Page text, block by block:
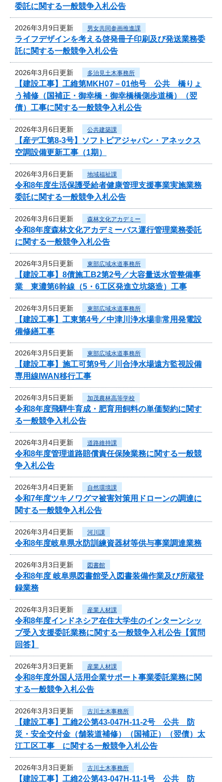
委託に関する一般競争入札公告
2026年3月9日更新 男女共同参画推進課
ライフデザインを考える啓発冊子印刷及び発送業務委
託に関する一般競争入札公告
2026年3月6日更新 多治見土木事務所
【建設工事】工維第MKH07－01他号 公共 橋りょ
う補修（国補正・御幸橋・御幸橋橋側歩道橋）（翌
債）工事に関する一般競争入札公告
2026年3月6日更新 公共建築課
【産デ工第8-3号】ソフトピアジャパン・アネックス
空調設備更新工事（1期）
2026年3月6日更新 地域福祉課
令和8年度生活保護受給者健康管理支援事業実施業務
委託に関する一般競争入札公告
2026年3月6日更新 森林文化アカデミー
令和8年度森林文化アカデミーバス運行管理業務委託
に関する一般競争入札公告
2026年3月5日更新 東部広域水道事務所
【建設工事】8債施工B2第2号／大容量送水管整備事
業 東濃第6幹線（5・6工区発進立坑築造）工事
2026年3月5日更新 東部広域水道事務所
【建設工事】工東第4号／中津川浄水場非常用発電設
備修繕工事
2026年3月5日更新 東部広域水道事務所
【建設工事】施工可第9号／川合浄水場遠方監視設備
専用線IWAN移行工事
2026年3月5日更新 加茂農林高等学校
令和8年度飛騨牛育成・肥育用飼料の単価契約に関す
る一般競争入札公告
2026年3月4日更新 道路維持課
令和8年度管理道路賠償責任保険業務に関する一般競
争入札公告
2026年3月4日更新 自然環境課
令和7年度ツキノワグマ被害対策用ドローンの調達に
関する一般競争入札公告
2026年3月4日更新 河川課
令和8年度岐阜県水防訓練資器材等供与事業調達業務
2026年3月3日更新 図書館
令和8年度 岐阜県図書館受入図書装備作業及び所蔵登
録業務
2026年3月3日更新 産業人材課
令和8年度インドネシア在住大学生のインターンシッ
プ受入支援委託業務に関する一般競争入札公告【質問
回答】
2026年3月3日更新 産業人材課
令和8年度外国人活用企業サポート事業委託業務に関
する一般競争入札公告
2026年3月3日更新 古川土木事務所
【建設工事】工維2公第43-047H-11-2号 公共 防
災・安全交付金（舗装道補修）（国補正）（翌債）太
江工区工事 に関する一般競争入札公告
2026年3月3日更新 古川土木事務所
【建設工事】工維2公第43-047H-11-1号 公共 防